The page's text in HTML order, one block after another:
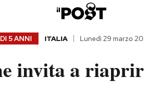
5 ANNI ITALIA Lunedì 29 marzo
invita a